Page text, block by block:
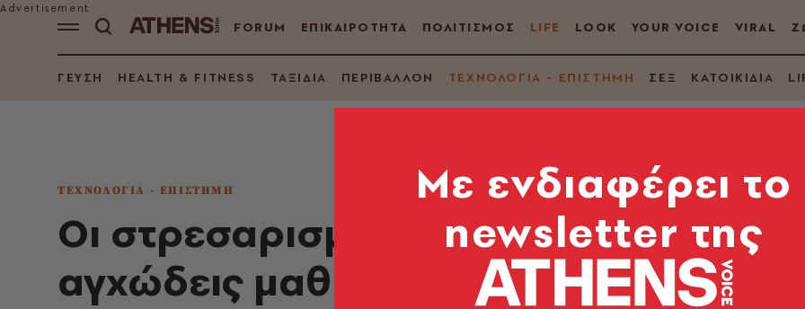
FORUM ΕΠΙΚΑΙΡΟΤΗΤΑ ΠΟΛΙΤΙΣΜΟΣ LIFE LOOK YOUR VOICE VIRAL
ΓΕΥΣΗ HEALTH & FITNESS ΤΑΞΙΔΙΑ ΠΕΡΙΒΑΛΛΟΝ ΤΕΧΝΟΛΟΓΙΑ - ΕΠΙΣΤΗΜΗ ΣΕΞ ΚΑΤΟΙΚΙΔΙΑ
ΤΕΧΝΟΛΟΓΙΑ - ΕΠΙΣΤΗΜΗ
Οι στρεσαρισμένοι δάσκαλοι
αγχώδεις μαθητές
Mε ενδιαφέρει το
newsletter της